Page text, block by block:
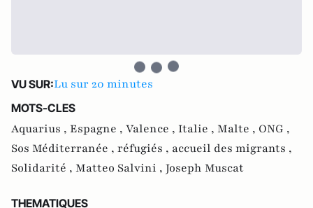
VU SUR:Lu sur 20 minutes
MOTS-CLES
Aquarius , Espagne , Valence , Italie , Malte , ONG ,
Sos Méditerranée , réfugiés , accueil des migrants ,
Solidarité , Matteo Salvini , Joseph Muscat
THEMATIQUES